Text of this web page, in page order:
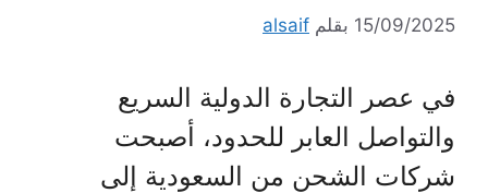
15/09/2025 بقلم alsaif
في عصر التجارة الدولية السريع
والتواصل العابر للحدود، أصبحت
شركات الشحن من السعودية إلى